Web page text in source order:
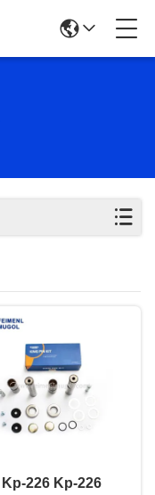
Kp-226 Kp-226